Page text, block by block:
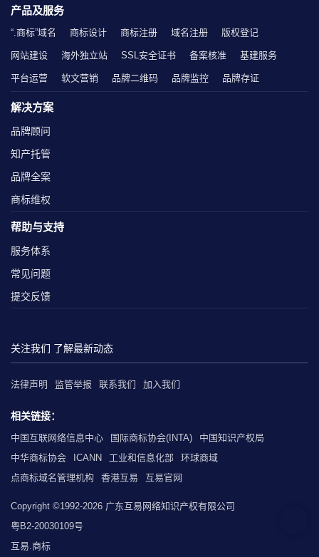
产品及服务
“.商标”域名 商标设计 商标注册 域名注册 版权登记
网站建设 海外独立站 SSL安全证书 备案核准 基建服务
平台运营 软文营销 品牌二维码 品牌监控 品牌存证
解决方案
品牌顾问
知产托管
品牌全案
商标维权
帮助与支持
服务体系
常见问题
提交反馈
关注我们 了解最新动态
法律声明 监管举报 联系我们 加入我们
相关链接：
中国互联网络信息中心 国际商标协会(INTA)
中国知识产权局
中华商标协会
ICANN 工业和信息化部
环球商域
点商标域名管理机构
香港互易 互易官网
Copyright ©1992-2026 广东互易网络知识产权有限公司
粤B2-20030109号
互易.商标